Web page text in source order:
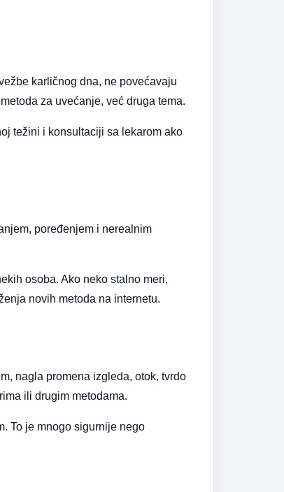
karličnog dna, ne povećavaju
za uvećanje, već druga tema.
težini i konsultaciji sa lekarom ako
poređenjem i nerealnim
osoba. Ako neko stalno meri,
novih metoda na internetu.
nagla promena izgleda, otok, tvrdo
ili drugim metodama.
To je mnogo sigurnije nego